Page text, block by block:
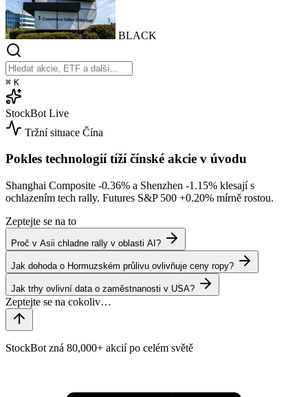
BLACK
⌘ K
StockBot Live
Tržní situace Čína
Pokles technologií tíží čínské akcie v úvodu
Shanghai Composite -0.36% a Shenzhen -1.15% klesají s
ochlazením tech rally. Futures S&P 500 +0.20% mírně rostou.
Zeptejte se na to
Proč v Asii chladne rally v oblasti AI?
Jak dohoda o Hormuzském průlivu ovlivňuje ceny ropy?
Jak trhy ovlivní data o zaměstnanosti v USA?
StockBot zná 80,000+ akcií po celém světě